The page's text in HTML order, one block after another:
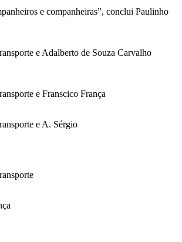
e companheiras”, conclui Paulinho
e Adalberto de Souza Carvalho
e Franscico França
e A. Sérgio